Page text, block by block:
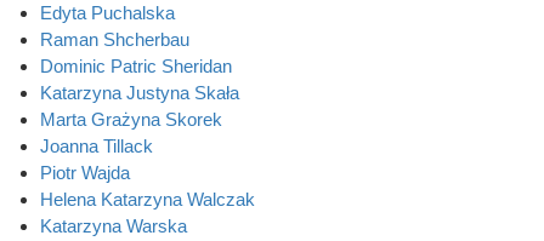
Edyta Puchalska
Raman Shcherbau
Dominic Patric Sheridan
Katarzyna Justyna Skała
Marta Grażyna Skorek
Joanna Tillack
Piotr Wajda
Helena Katarzyna Walczak
Katarzyna Warska